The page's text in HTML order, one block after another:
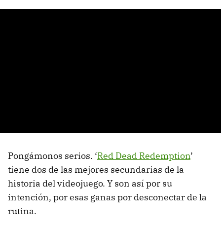
Pongámonos serios. ‘Red Dead Redemption’
tiene dos de las mejores secundarias de la
historia del videojuego. Y son así por su
intención, por esas ganas por desconectar de la
rutina.